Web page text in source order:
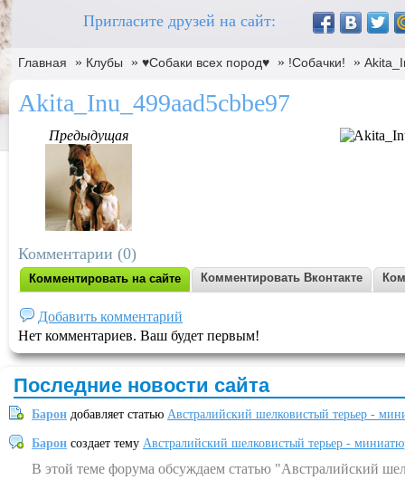
Пригласите друзей на сайт:
Главная » Клубы » ♥Собаки всех пород♥ » !Собачки! »
Akita_Inu_499aad5cbbe97
Предыдущая
Комментарии (0)
Комментировать на сайте Комментировать Вконтакте
Добавить комментарий
Нет комментариев. Ваш будет первым!
Последние новости сайта
Барон добавляет статью Австралийский шелковистый терьер -
Барон создает тему Австралийский шелковистый терьер -
В этой теме форума обсуждаем статью "Австралийский